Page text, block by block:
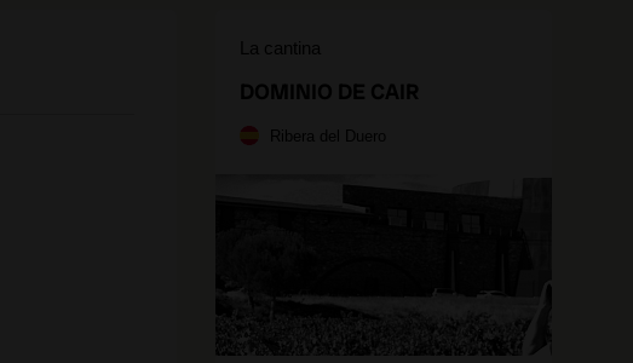
La cantina
DOMINIO DE CAIR
Ribera del Duero